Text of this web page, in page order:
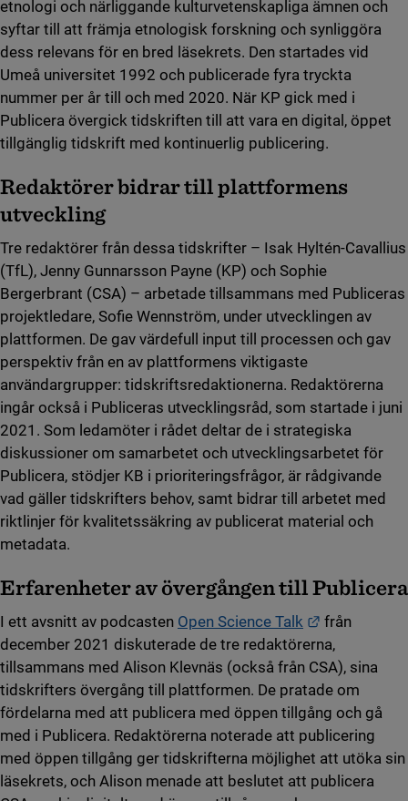
etnologi och närliggande kulturvetenskapliga ämnen och
syftar till att främja etnologisk forskning och synliggöra
dess relevans för en bred läsekrets. Den startades vid
Umeå universitet 1992 och publicerade fyra tryckta
nummer per år till och med 2020. När KP gick med i
Publicera övergick tidskriften till att vara en digital, öppet
tillgänglig tidskrift med kontinuerlig publicering.
Redaktörer bidrar till plattformens
utveckling
Tre redaktörer från dessa tidskrifter – Isak Hyltén-Cavallius
(TfL), Jenny Gunnarsson Payne (KP) och Sophie
Bergerbrant (CSA) – arbetade tillsammans med Publiceras
projektledare, Sofie Wennström, under utvecklingen av
plattformen. De gav värdefull input till processen och gav
perspektiv från en av plattformens viktigaste
användargrupper: tidskriftsredaktionerna. Redaktörerna
ingår också i Publiceras utvecklingsråd, som startade i juni
2021. Som ledamöter i rådet deltar de i strategiska
diskussioner om samarbetet och utvecklingsarbetet för
Publicera, stödjer KB i prioriteringsfrågor, är rådgivande
vad gäller tidskrifters behov, samt bidrar till arbetet med
riktlinjer för kvalitetssäkring av publicerat material och
metadata.
Erfarenheter av övergången till Publicera
I ett avsnitt av podcasten Open Science Talk Länk till
från
december 2021 diskuterade de tre redaktörerna,
tillsammans med Alison Klevnäs (också från CSA), sina
tidskrifters övergång till plattformen. De pratade om
fördelarna med att publicera med öppen tillgång och gå
med i Publicera. Redaktörerna noterade att publicering
med öppen tillgång ger tidskrifterna möjlighet att utöka sin
läsekrets, och Alison menade att beslutet att publicera